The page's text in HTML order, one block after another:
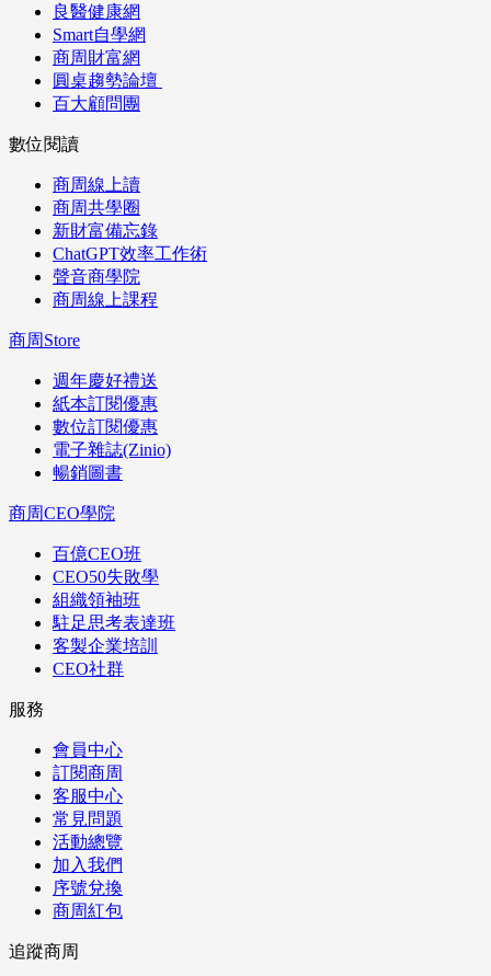
良醫健康網
Smart自學網
商周財富網
圓桌趨勢論壇
百大顧問團
數位閱讀
商周線上讀
商周共學圈
新財富備忘錄
ChatGPT效率工作術
聲音商學院
商周線上課程
商周Store
週年慶好禮送
紙本訂閱優惠
數位訂閱優惠
電子雜誌(Zinio)
暢銷圖書
商周CEO學院
百億CEO班
CEO50失敗學
組織領袖班
駐足思考表達班
客製企業培訓
CEO社群
服務
會員中心
訂閱商周
客服中心
常見問題
活動總覽
加入我們
序號兌換
商周紅包
追蹤商周